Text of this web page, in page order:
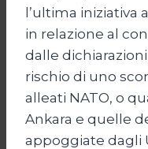
l’ultima iniziativa
in relazione al
dalle
rischio di uno
alleati NATO, o
Ankara e quelle
appoggiate dagli